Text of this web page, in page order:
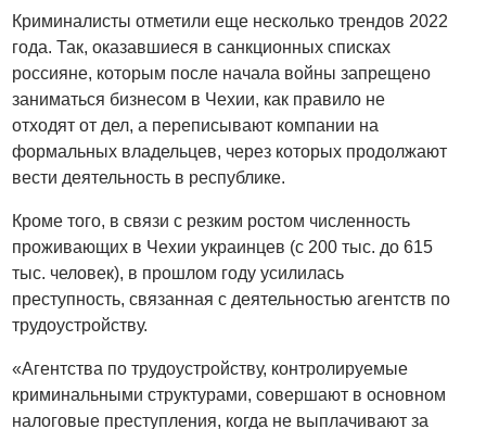
Криминалисты отметили еще несколько трендов 2022
года. Так, оказавшиеся в санкционных списках
россияне, которым после начала войны запрещено
заниматься бизнесом в Чехии, как правило не
отходят от дел, а переписывают компании на
формальных владельцев, через которых продолжают
вести деятельность в республике.
Кроме того, в связи с резким ростом численность
проживающих в Чехии украинцев (с 200 тыс. до 615
тыс. человек), в прошлом году усилилась
преступность, связанная с деятельностью агентств по
трудоустройству.
«Агентства по трудоустройству, контролируемые
криминальными структурами, совершают в основном
налоговые преступления, когда не выплачивают за